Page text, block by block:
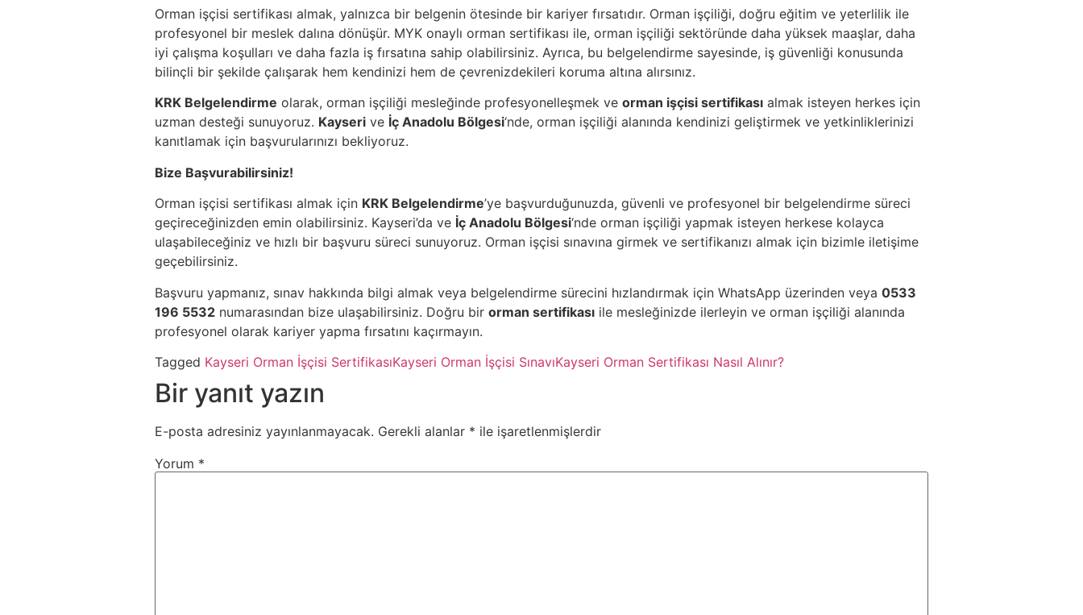
Orman işçisi sertifikası almak, yalnızca bir belgenin ötesinde bir kariyer fırsatıdır. Orman işçiliği, doğru eğitim ve yeterlilik ile
profesyonel bir meslek dalına dönüşür. MYK onaylı orman sertifikası ile, orman işçiliği sektöründe daha yüksek maaşlar, daha
iyi çalışma koşulları ve daha fazla iş fırsatına sahip olabilirsiniz. Ayrıca, bu belgelendirme sayesinde, iş güvenliği konusunda
bilinçli bir şekilde çalışarak hem kendinizi hem de çevrenizdekileri koruma altına alırsınız.
KRK Belgelendirme olarak, orman işçiliği mesleğinde profesyonelleşmek ve orman işçisi sertifikası almak isteyen herkes için
uzman desteği sunuyoruz. Kayseri ve İç Anadolu Bölgesi‘nde, orman işçiliği alanında kendinizi geliştirmek ve yetkinliklerinizi
kanıtlamak için başvurularınızı bekliyoruz.
Bize Başvurabilirsiniz!
Orman işçisi sertifikası almak için KRK Belgelendirme’ye başvurduğunuzda, güvenli ve profesyonel bir belgelendirme süreci
geçireceğinizden emin olabilirsiniz. Kayseri’da ve İç Anadolu Bölgesi‘nde orman işçiliği yapmak isteyen herkese kolayca
ulaşabileceğiniz ve hızlı bir başvuru süreci sunuyoruz. Orman işçisi sınavına girmek ve sertifikanızı almak için bizimle iletişime
geçebilirsiniz.
Başvuru yapmanız, sınav hakkında bilgi almak veya belgelendirme sürecini hızlandırmak için WhatsApp üzerinden veya 0533
196 5532 numarasından bize ulaşabilirsiniz. Doğru bir orman sertifikası ile mesleğinizde ilerleyin ve orman işçiliği alanında
profesyonel olarak kariyer yapma fırsatını kaçırmayın.
Tagged Kayseri Orman İşçisi SertifikasıKayseri Orman İşçisi SınavıKayseri Orman Sertifikası Nasıl Alınır?
Bir yanıt yazın
E-posta adresiniz yayınlanmayacak. Gerekli alanlar * ile işaretlenmişlerdir
Yorum *